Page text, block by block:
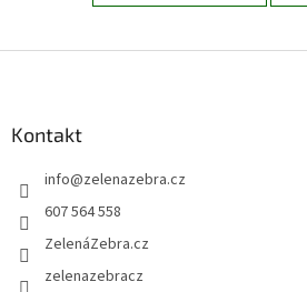
Kontakt
info@zelenazebra.cz
607 564 558
ZelenáZebra.cz
zelenazebracz